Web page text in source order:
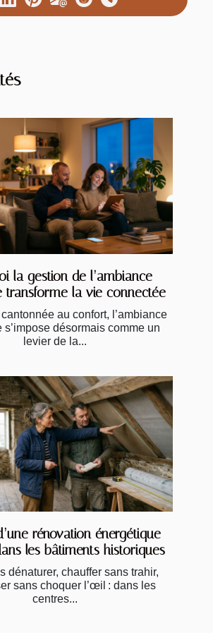
la gestion de l’ambiance
transforme la vie connectée
au confort, l’ambiance
s’impose désormais comme un
levier de la...
rénovation énergétique
les bâtiments historiques
dénaturer, chauffer sans trahir,
sans choquer l’œil : dans les
centres...